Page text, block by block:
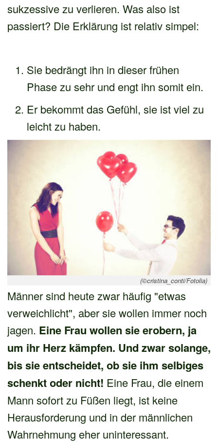
sukzessive zu verlieren. Was also ist
passiert? Die Erklärung ist relativ simpel:
Sie bedrängt ihn in dieser frühen
Phase zu sehr und engt ihn somit ein.
Er bekommt das Gefühl, sie ist viel zu
leicht zu haben.
(©cristina_conti/Fotolia)
Männer sind heute zwar häufig "etwas
verweichlicht", aber sie wollen immer noch
jagen. Eine Frau wollen sie erobern, ja
um ihr Herz kämpfen. Und zwar solange,
bis sie entscheidet, ob sie ihm selbiges
schenkt oder nicht! Eine Frau, die einem
Mann sofort zu Füßen liegt, ist keine
Herausforderung und in der männlichen
Wahrnehmung eher uninteressant.